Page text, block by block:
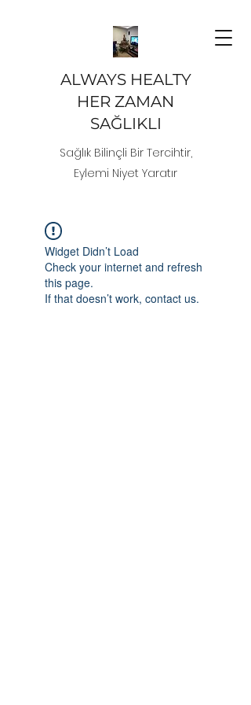
ALWAYS HEALTY
HER ZAMAN
SAĞLIKLI
Sağlık Bilinçli Bir Tercihtir,
Eylemi Niyet Yaratır
Widget Didn’t Load
Check your internet and refresh
this page.
If that doesn’t work, contact us.